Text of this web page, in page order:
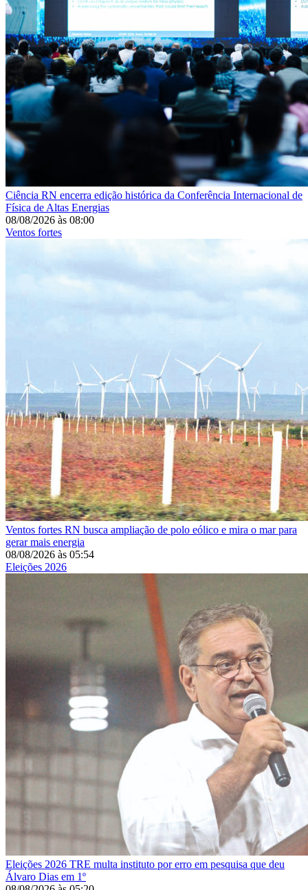
Ciência RN encerra edição histórica da Conferência Internacional de
Física de Altas Energias
08/08/2026 às 08:00
Ventos fortes
Ventos fortes RN busca ampliação de polo eólico e mira o mar para
gerar mais energia
08/08/2026 às 05:54
Eleições 2026
Eleições 2026 TRE multa instituto por erro em pesquisa que deu
Álvaro Dias em 1º